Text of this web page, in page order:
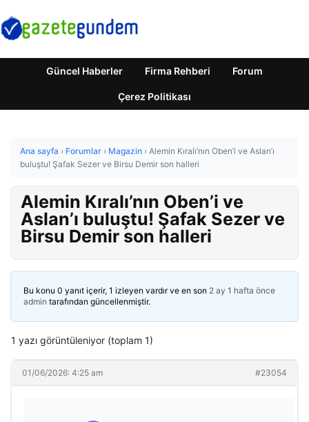
Güncel Haberler Firma Rehberi Forum
Çerez Politikası
Ana sayfa › Forumlar › Magazin › Alemin Kıralı’nın Oben’i ve Aslan’ı
buluştu! Şafak Sezer ve Birsu Demir son halleri
Alemin Kıralı’nın Oben’i ve
Aslan’ı buluştu! Şafak Sezer ve
Birsu Demir son halleri
Bu konu 0 yanıt içerir, 1 izleyen vardır ve en son 2 ay 1 hafta önce
admin tarafından güncellenmiştir.
1 yazı görüntüleniyor (toplam 1)
01/06/2026: 4:25 am #23054